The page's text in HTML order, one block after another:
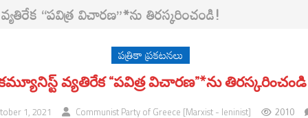
“పవిత్ర విచారణ”*ను తిరస్కరించండి!
పత్రికా ప్రకటనలు
వ్యతిరేక “పవిత్ర విచారణ”*ను
1, 2021 Communist Party of Greece [Marxist - leninist] 2010